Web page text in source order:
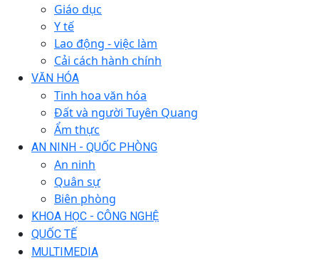
Giáo dục
Y tế
Lao động - việc làm
Cải cách hành chính
VĂN HÓA
Tinh hoa văn hóa
Đất và người Tuyên Quang
Ẩm thực
AN NINH - QUỐC PHÒNG
An ninh
Quân sự
Biên phòng
KHOA HỌC - CÔNG NGHỆ
QUỐC TẾ
MULTIMEDIA